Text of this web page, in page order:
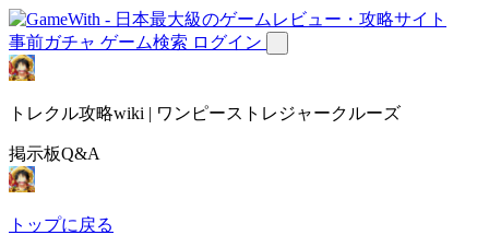
事前ガチャ ゲーム検索 ログイン
トレクル攻略wiki | ワンピーストレジャークルーズ
掲示板Q&A
トップに戻る